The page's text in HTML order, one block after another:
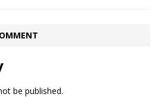
be published.